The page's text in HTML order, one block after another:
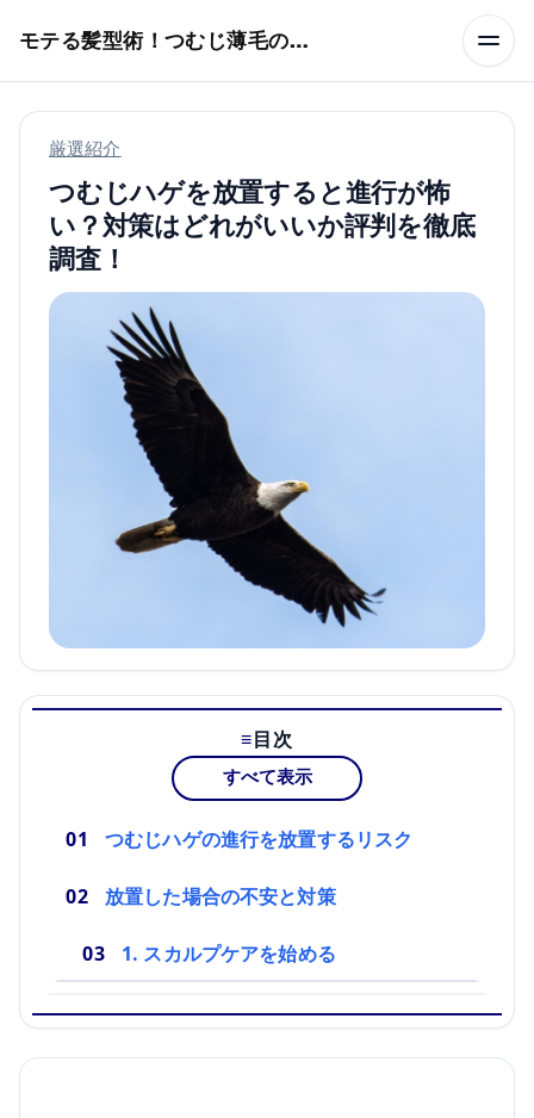
モテる髪型術！つむじ薄毛の隠し方
厳選紹介
つむじハゲを放置すると進行が怖
い？対策はどれがいいか評判を徹底
調査！
目次
すべて表示
つむじハゲの進行を放置するリスク
放置した場合の不安と対策
1. スカルプケアを始める